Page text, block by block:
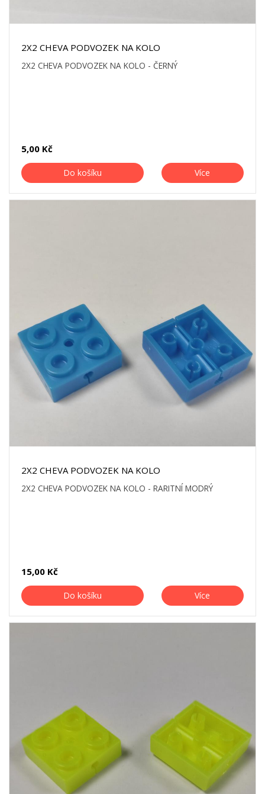
2X2 CHEVA PODVOZEK NA KOLO
2X2 CHEVA PODVOZEK NA KOLO - ČERNÝ
5,00 Kč
Do košíku Více
2X2 CHEVA PODVOZEK NA KOLO
2X2 CHEVA PODVOZEK NA KOLO - RARITNÍ MODRÝ
15,00 Kč
Do košíku Více